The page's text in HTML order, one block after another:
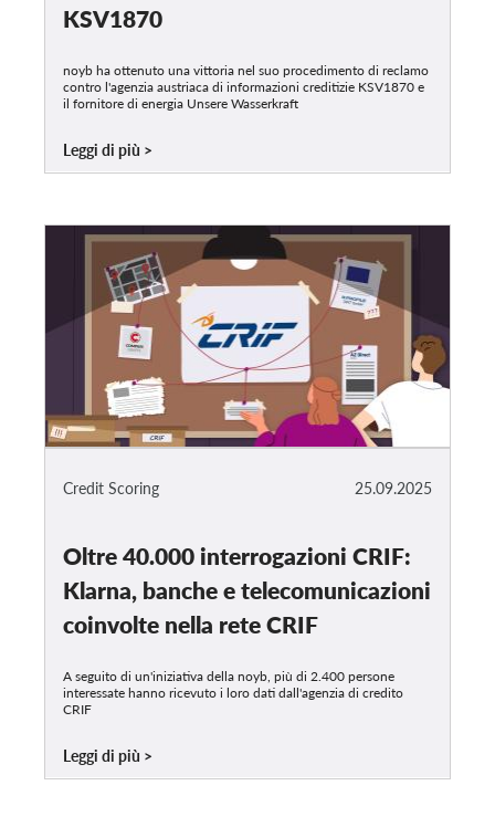
KSV1870
noyb ha ottenuto una vittoria nel suo procedimento di reclamo
contro l'agenzia austriaca di informazioni creditizie KSV1870 e
il fornitore di energia Unsere Wasserkraft
Leggi di più
25.09.2025
Credit Scoring
Oltre 40.000 interrogazioni CRIF:
Klarna, banche e telecomunicazioni
coinvolte nella rete CRIF
A seguito di un'iniziativa della noyb, più di 2.400 persone
interessate hanno ricevuto i loro dati dall'agenzia di credito
CRIF
Leggi di più